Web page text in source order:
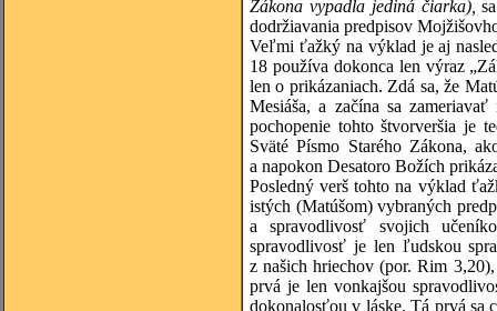
Zákona vypadla jediná čiarka),
dodržiavania predpisov
Veľmi ťažký na výklad je aj
18 používa dokonca len výraz
len o prikázaniach. Zdá sa, že
Mesiáša, a začína sa
pochopenie tohto štvorveršia je
Sväté Písmo Starého Zákona,
a napokon Desatoro Božích
Posledný verš tohto na výklad
istých (Matúšom) vybraných
a spravodlivosť svojich
spravodlivosť je len ľudskou
z našich hriechov (por. Rim
prvá je len vonkajšou
dokonalosťou v láske. Tá prvá sa